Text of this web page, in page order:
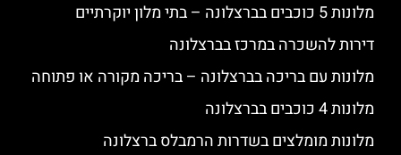
מלונות 5 כוכבים בברצלונה – בתי מלון יוקרתיים
דירות להשכרה במרכז בברצלונה
מלונות עם בריכה בברצלונה – בריכה מקורה או פתוחה
מלונות 4 כוכבים בברצלונה
מלונות מומלצים בשדרות הרמבלס ברצלונה